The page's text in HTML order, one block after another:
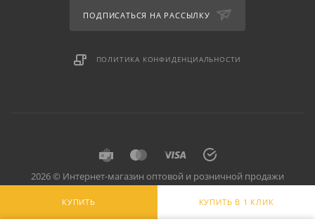
КУПИТЬ КУПИТЬ В 1 КЛИК
ПОДПИСАТЬСЯ НА РАССЫЛКУ
ПОЛИТИКА КОНФИДЕНЦИАЛЬНОСТИ
2026 © Интернет-магазин оптовой и розничной продажи
торговли и общепита: инвентарь, предметы сервировки, посуда